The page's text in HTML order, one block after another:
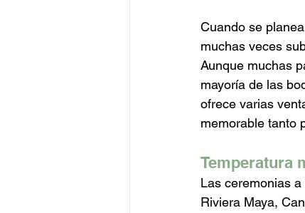
Cuando se
muchas veces
Aunque muchas
mayoría de las
ofrece varias
memorable tanto
Temperatura
Las ceremonias
Riviera Maya,